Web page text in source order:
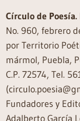
Círculo de
No. 960, febrero
por Territorio
mármol, Puebla,
C.P. 72574, Tel.
Fundadores y
Adalberto García